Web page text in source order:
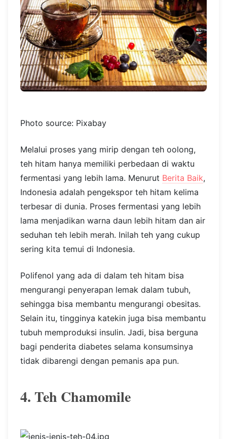
Photo source: Pixabay
Melalui proses yang mirip dengan teh oolong,
teh hitam hanya memiliki perbedaan di waktu
fermentasi yang lebih lama. Menurut Berita Baik,
Indonesia adalah pengekspor teh hitam kelima
terbesar di dunia. Proses fermentasi yang lebih
lama menjadikan warna daun lebih hitam dan air
seduhan teh lebih merah. Inilah teh yang cukup
sering kita temui di Indonesia.
Polifenol yang ada di dalam teh hitam bisa
mengurangi penyerapan lemak dalam tubuh,
sehingga bisa membantu mengurangi obesitas.
Selain itu, tingginya katekin juga bisa membantu
tubuh memproduksi insulin. Jadi, bisa berguna
bagi penderita diabetes selama konsumsinya
tidak dibarengi dengan pemanis apa pun.
4. Teh Chamomile